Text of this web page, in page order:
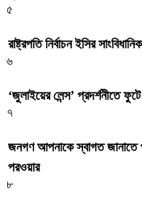
৫
রাষ্ট্রপতি নির্বাচন ইসির
৬
‘জুলাইয়ের লেন্স’ প্রদর্শনীতে
৭
জনগণ আপনাকে স্বাগত জানাতে
পরওয়ার
৮